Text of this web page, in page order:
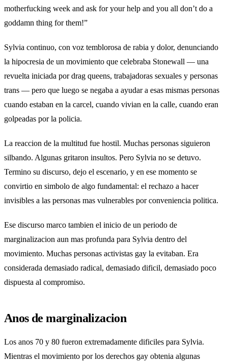
motherfucking week and ask for your help and you all don’t do a
goddamn thing for them!”
Sylvia continuo, con voz temblorosa de rabia y dolor, denunciando
la hipocresia de un movimiento que celebraba Stonewall — una
revuelta iniciada por drag queens, trabajadoras sexuales y personas
trans — pero que luego se negaba a ayudar a esas mismas personas
cuando estaban en la carcel, cuando vivian en la calle, cuando eran
golpeadas por la policia.
La reaccion de la multitud fue hostil. Muchas personas siguieron
silbando. Algunas gritaron insultos. Pero Sylvia no se detuvo.
Termino su discurso, dejo el escenario, y en ese momento se
convirtio en simbolo de algo fundamental: el rechazo a hacer
invisibles a las personas mas vulnerables por conveniencia politica.
Ese discurso marco tambien el inicio de un periodo de
marginalizacion aun mas profunda para Sylvia dentro del
movimiento. Muchas personas activistas gay la evitaban. Era
considerada demasiado radical, demasiado dificil, demasiado poco
dispuesta al compromiso.
Anos de marginalizacion
Los anos 70 y 80 fueron extremadamente dificiles para Sylvia.
Mientras el movimiento por los derechos gay obtenia algunas